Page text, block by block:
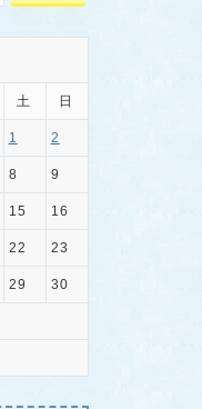
土 日
1 2
8 9
15 16
22 23
29 30